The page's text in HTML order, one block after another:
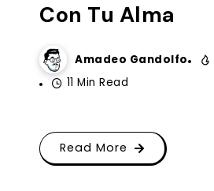
Con Tu Alma
Amadeo Gandolfo
11 Min Read
Read More